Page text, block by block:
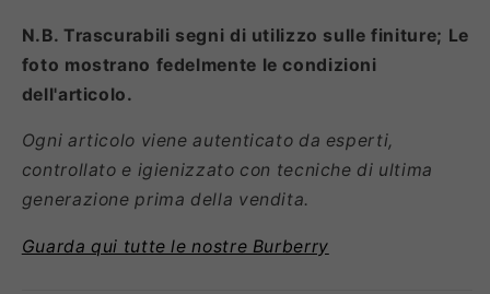
N.B. Trascurabili segni di utilizzo sulle finiture; Le
foto mostrano fedelmente le condizioni
dell'articolo.
Ogni articolo viene autenticato da esperti,
controllato e igienizzato con tecniche di ultima
generazione prima della vendita.
Guarda qui tutte le nostre Burberry